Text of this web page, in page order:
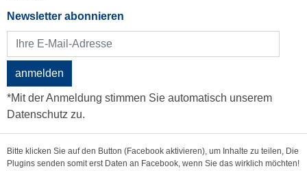
Newsletter abonnieren
anmelden
*Mit der Anmeldung stimmen Sie automatisch unserem
Datenschutz zu.
Bitte klicken Sie auf den Button (Facebook aktivieren), um Inhalte zu teilen, Die
Plugins senden somit erst Daten an Facebook, wenn Sie das wirklich möchten!